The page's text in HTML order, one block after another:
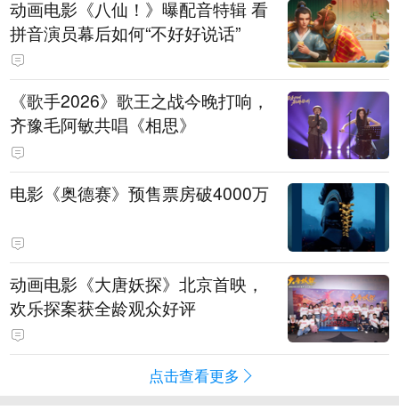
动画电影《八仙！》曝配音特辑 看
拼音演员幕后如何“不好好说话”
《歌手2026》歌王之战今晚打响，
齐豫毛阿敏共唱《相思》
电影《奥德赛》预售票房破4000万
动画电影《大唐妖探》北京首映，
欢乐探案获全龄观众好评
点击查看更多